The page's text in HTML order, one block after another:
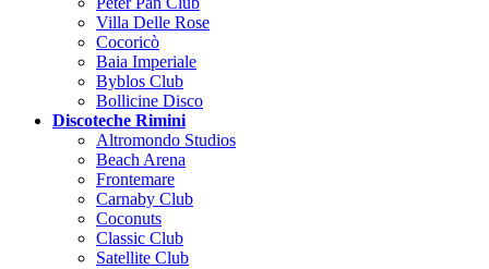
Villa Delle Rose
Cocoricò
Baia Imperiale
Byblos Club
Bollicine Disco
Discoteche Rimini
Altromondo Studios
Beach Arena
Frontemare
Carnaby Club
Coconuts
Classic Club
Satellite Club